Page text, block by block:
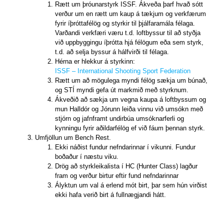
Rætt um þróunarstyrk ISSF. Ákveða þarf hvað sótt
verður um en rætt um kaup á tækjum og verkfærum
fyrir íþróttafélög og styrkir til þjálfaramála félaga.
Varðandi verkfæri væru t.d. loftbyssur til að styðja
við uppbyggingu íþrótta hjá félögum eða sem styrk,
t.d. að selja byssur á hálfvirði til félaga.
Hérna er hlekkur á styrkinn:
ISSF – International Shooting Sport Federation
Rætt um að mögulega myndi félög sækja um búnað,
og STÍ myndi gefa út markmið með styrknum.
Ákveðið að sækja um vegna kaupa á loftbyssum og
mun Halldór og Jórunn leiða vinnu við umsókn með
stjórn og jafnframt undirbúa umsóknarferli og
kynningu fyrir aðildarfélög ef við fáum þennan styrk.
Umfjöllun um Bench Rest.
Ekki náðist fundur nefndarinnar í vikunni. Fundur
boðaður í næstu viku.
Drög að styrkleikalista í HC (Hunter Class) lagður
fram og verður birtur eftir fund nefndarinnar
Ályktun um val á erlend mót birt, þar sem hún virðist
ekki hafa verið birt á fullnægjandi hátt.